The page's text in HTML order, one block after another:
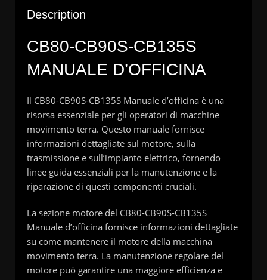
Description
CB80-CB90S-CB135S
MANUALE D’OFFICINA
Il CB80-CB90S-CB135S Manuale d’officina è una
risorsa essenziale per gli operatori di macchine
movimento terra. Questo manuale fornisce
informazioni dettagliate sul motore, sulla
trasmissione e sull’impianto elettrico, fornendo
linee guida essenziali per la manutenzione e la
riparazione di questi componenti cruciali.
La sezione motore del CB80-CB90S-CB135S
Manuale d’officina fornisce informazioni dettagliate
su come mantenere il motore della macchina
movimento terra. La manutenzione regolare del
motore può garantire una maggiore efficienza e